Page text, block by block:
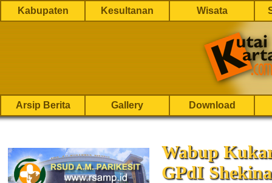
Kabupaten Kesultanan Wisata
Arsip Berita Gallery Download
Wabup
GPdI